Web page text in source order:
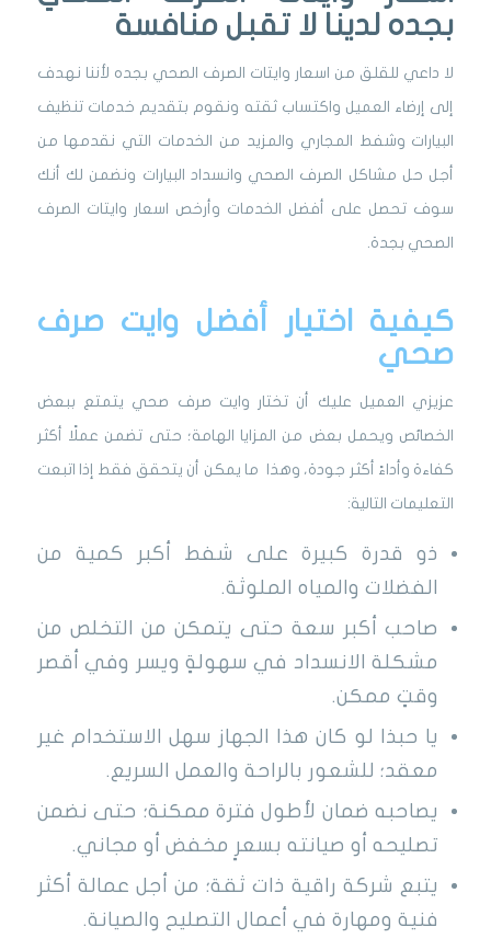
بجده لدينا لا تقبل منافسة
لا داعي للقلق من اسعار وايتات الصرف الصحي بجده لأننا نهدف
إلى إرضاء العميل واكتساب ثقته ونقوم بتقديم خدمات تنظيف
البيارات وشفط المجاري والمزيد من الخدمات التي نقدمها من
أجل حل مشاكل الصرف الصحي وانسداد البيارات ونضمن لك أنك
سوف تحصل على أفضل الخدمات وأرخص اسعار وايتات الصرف
الصحي بجدة.
كيفية اختيار أفضل وايت صرف
صحي
عزيزي العميل عليك أن تختار وايت صرف صحي يتمتع ببعض
الخصائص ويحمل بعض من المزايا الهامة؛ حتى تضمن عملًا أكثر
كفاءة وأداءً أكثر جودة، وهذا ما يمكن أن يتحقق فقط إذا اتبعت
التعليمات التالية:
ذو قدرة كبيرة على شفط أكبر كمية من
الفضلات والمياه الملوثة.
صاحب أكبر سعة حتى يتمكن من التخلص من
مشكلة الانسداد في سهولةٍ ويسر وفي أقصر
وقتٍ ممكن.
يا حبذا لو كان هذا الجهاز سهل الاستخدام غير
معقد؛ للشعور بالراحة والعمل السريع.
يصاحبه ضمان لأطول فترة ممكنة؛ حتى نضمن
تصليحه أو صيانته بسعرٍ مخفض أو مجاني.
يتبع شركة راقية ذات ثقة؛ من أجل عمالة أكثر
فنية ومهارة في أعمال التصليح والصيانة.